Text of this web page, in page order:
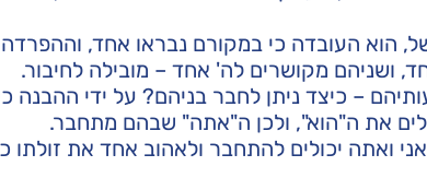
הוא העובדה כי במקורם נבראו אחד, וההפרדה
ושניהם מקושרים לה' אחד – מובילה לחיבור.
– כיצד ניתן לחבר בניהם? על ידי ההבנה
את ה"הוא", ולכן ה"אתה" שבהם מתחבר.
ואתה יכולים להתחבר ולאהוב אחד את זולתו